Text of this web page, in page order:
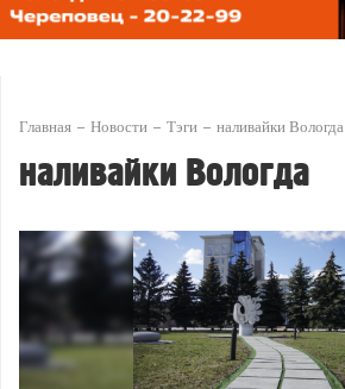
Главная Новости Тэги наливайки Вологда
наливайки Вологда